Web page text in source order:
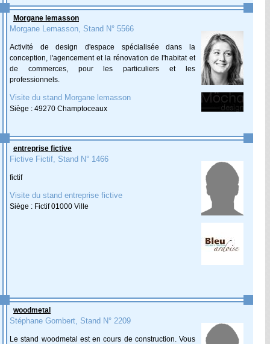
Morgane lemasson
Morgane Lemasson, Stand N° 5566
Activité de design d'espace spécialisée dans la
conception, l'agencement et la rénovation de l'habitat et
de commerces, pour les particuliers et les
professionnels.
Visite du stand Morgane lemasson
Siège : 49270 Champtoceaux
entreprise fictive
Fictive Fictif, Stand N° 1466
fictif
Visite du stand entreprise fictive
Siège : Fictif 01000 Ville
woodmetal
Stéphane Gombert, Stand N° 2209
Le stand woodmetal est en cours de construction. Vous